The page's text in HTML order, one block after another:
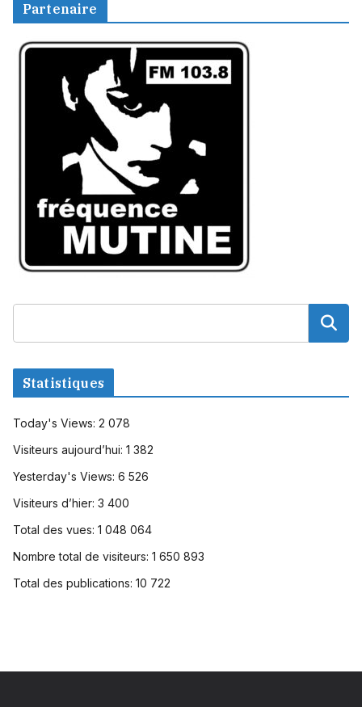
Partenaire
Statistiques
Today's Views: 2 078
Visiteurs aujourd’hui: 1 382
Yesterday's Views: 6 526
Visiteurs d’hier: 3 400
Total des vues: 1 048 064
Nombre total de visiteurs: 1 650 893
Total des publications: 10 722